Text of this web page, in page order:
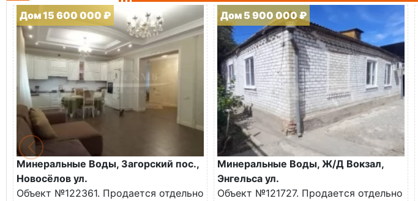
Дом 15 600 000 ₽
Минеральные Воды, Загорский пос.,
Новосёлов ул.
Объект №122361. Продается отдельно
Дом 5 900 000 ₽
Минеральные Воды, Ж/Д Вокзал,
Энгельса ул.
Объект №121727. Продается отдельно